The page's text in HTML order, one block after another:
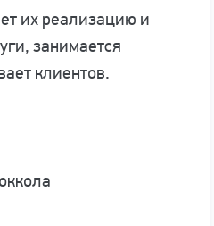
их реализацию и
занимается
клиентов.